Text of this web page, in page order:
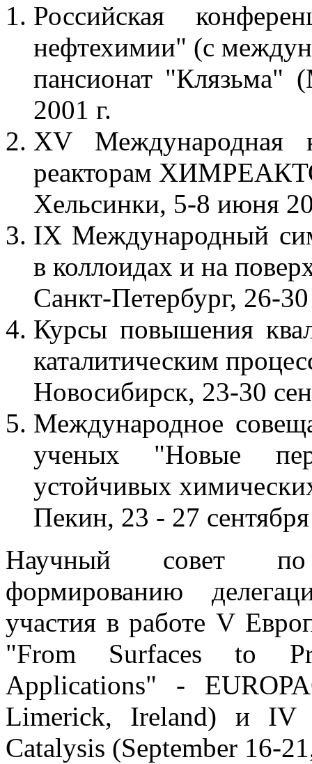
Российская
нефтехимии" (с
пансионат "Клязьма"
2001 г.
XV Международная
реакторам
Хельсинки, 5-8 июня
IX Международный
в коллоидах и на
Санкт-Петербург, 26-
Курсы повышения
каталитическим
Новосибирск, 23-30
Международное
ученых "Новые
устойчивых
Пекин, 23 - 27
Научный совет по
формированию
участия в работе V
"From Surfaces to
Applications" -
Limerick, Ireland) и IV
Catalysis (September 16-